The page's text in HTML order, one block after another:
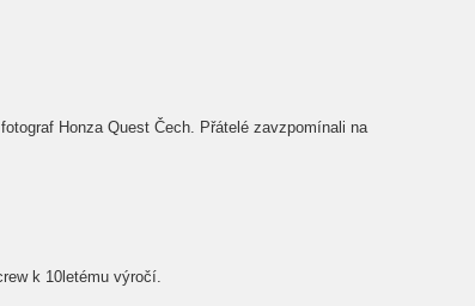
Honza Quest Čech. Přátelé zavzpomínali na
k 10letému výročí.